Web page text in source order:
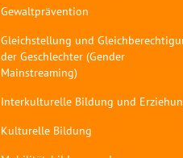
Gewaltprävention
Gleichstellung und
der Geschlechter (Gender
Mainstreaming)
Interkulturelle Bildung und
Kulturelle Bildung